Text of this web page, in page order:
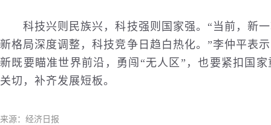
科技兴则民族兴，科技强则国家强。“当前，新一
新格局深度调整，科技竞争日趋白热化。”李仲平表
新既要瞄准世界前沿，勇闯“无人区”，也要紧扣国
关切，补齐发展短板。
来源：经济日报